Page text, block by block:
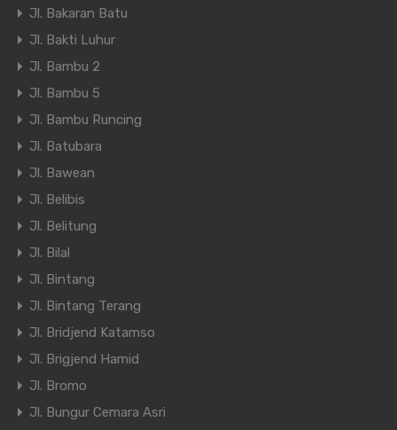
Jl. Bakaran Batu
Jl. Bakti Luhur
Jl. Bambu 2
Jl. Bambu 5
Jl. Bambu Runcing
Jl. Batubara
Jl. Bawean
Jl. Belibis
Jl. Belitung
Jl. Bilal
Jl. Bintang
Jl. Bintang Terang
Jl. Bridjend Katamso
Jl. Brigjend Hamid
Jl. Bromo
Jl. Bungur Cemara Asri